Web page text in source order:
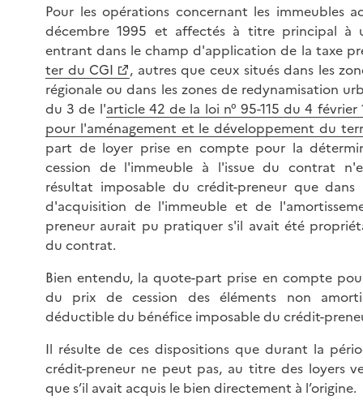
Pour les opérations concernant les immeubles
décembre 1995 et affectés à titre principal à
entrant dans le champ d'application de la taxe
ter du CGI
, autres que ceux situés dans les
régionale ou dans les zones de redynamisation
du 3 de l'article 42 de la loi n° 95-115 du 4
pour l'aménagement et le développement du
part de loyer prise en compte pour la
cession de l'immeuble à l'issue du contrat
résultat imposable du crédit-preneur que
d'acquisition de l'immeuble et de
preneur aurait pu pratiquer s'il avait été
du contrat.
Bien entendu, la quote-part prise en compte
du prix de cession des éléments non
déductible du bénéfice imposable du crédit-
Il résulte de ces dispositions que durant la
crédit-preneur ne peut pas, au titre des loyers
que s’il avait acquis le bien directement à l’origine.